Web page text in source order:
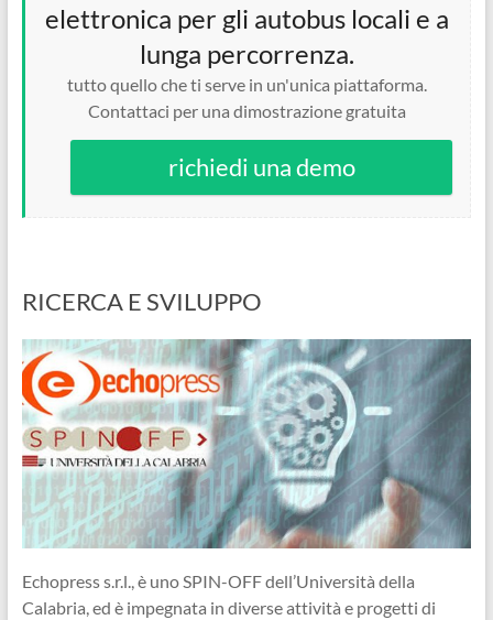
elettronica per gli autobus locali e a
lunga percorrenza.
tutto quello che ti serve in un'unica piattaforma.
Contattaci per una dimostrazione gratuita
richiedi una demo
RICERCA E SVILUPPO
Echopress s.r.l., è uno SPIN-OFF dell’Università della
Calabria, ed è impegnata in diverse attività e progetti di